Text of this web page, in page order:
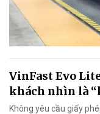
VinFast Evo
khách nhìn là
Không yêu cầu giấy